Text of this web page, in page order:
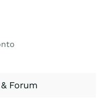
Forum